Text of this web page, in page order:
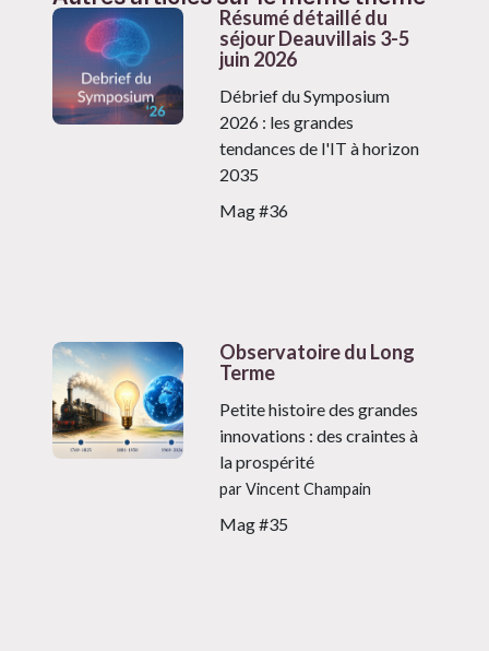
Résumé détaillé du
séjour Deauvillais 3-5
juin 2026
Débrief du Symposium
2026 : les grandes
tendances de l'IT à horizon
2035
Mag #36
Observatoire du Long
Terme
Petite histoire des grandes
innovations : des craintes à
la prospérité
par Vincent Champain
Mag #35